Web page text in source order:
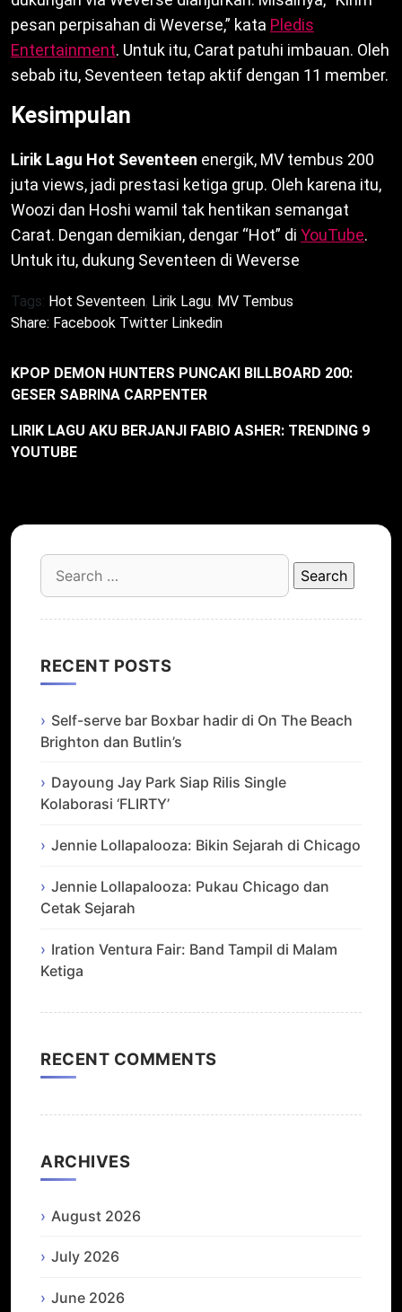
pesan perpisahan di Weverse,” kata Pledis
Entertainment. Untuk itu, Carat patuhi imbauan. Oleh
sebab itu, Seventeen tetap aktif dengan 11 member.
Kesimpulan
Lirik Lagu Hot Seventeen energik, MV tembus 200
juta views, jadi prestasi ketiga grup. Oleh karena itu,
Woozi dan Hoshi wamil tak hentikan semangat
Carat. Dengan demikian, dengar “Hot” di YouTube.
Untuk itu, dukung Seventeen di Weverse
Tags: Hot Seventeen, Lirik Lagu, MV Tembus
Share: Facebook Twitter Linkedin
KPOP DEMON HUNTERS PUNCAKI BILLBOARD 200:
GESER SABRINA CARPENTER
LIRIK LAGU AKU BERJANJI FABIO ASHER: TRENDING 9
YOUTUBE
Search
for:
RECENT POSTS
Self-serve bar Boxbar hadir di On The Beach
Brighton dan Butlin’s
Dayoung Jay Park Siap Rilis Single
Kolaborasi ‘FLIRTY’
Jennie Lollapalooza: Bikin Sejarah di Chicago
Jennie Lollapalooza: Pukau Chicago dan
Cetak Sejarah
Iration Ventura Fair: Band Tampil di Malam
Ketiga
RECENT COMMENTS
ARCHIVES
August 2026
July 2026
June 2026